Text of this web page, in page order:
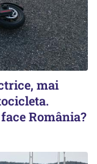
mai
România?